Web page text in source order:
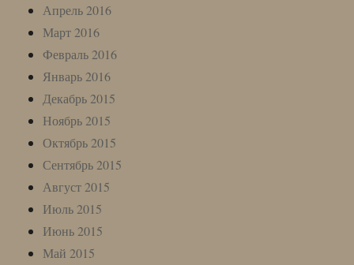
Апрель 2016
Март 2016
Февраль 2016
Январь 2016
Декабрь 2015
Ноябрь 2015
Октябрь 2015
Сентябрь 2015
Август 2015
Июль 2015
Июнь 2015
Май 2015